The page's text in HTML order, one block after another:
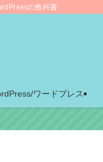
の教科書
ワードプレス